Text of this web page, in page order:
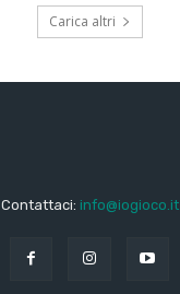
Carica altri
Contattaci: info@iogioco.it